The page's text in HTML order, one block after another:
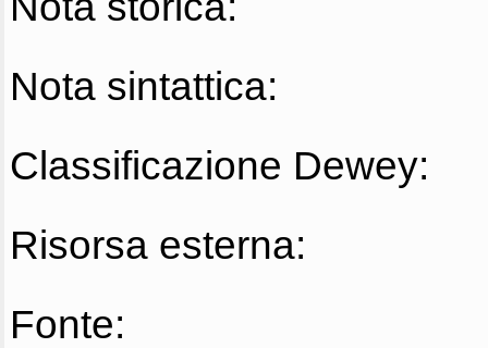
Nota sintattica:
Classificazione Dewey:
Risorsa esterna:
Fonte: